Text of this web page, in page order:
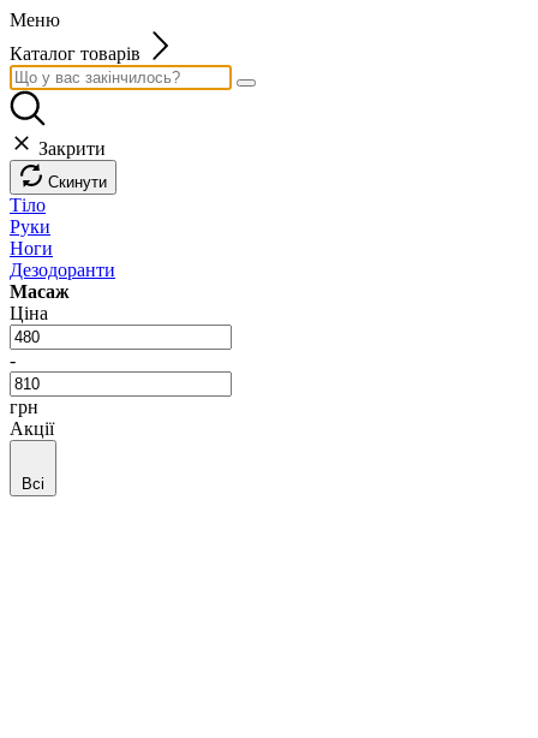
Меню
Каталог товарів
Закрити
Скинути
Тіло
Руки
Ноги
Дезодоранти
Масаж
Ціна
-
грн
Акції
Всі